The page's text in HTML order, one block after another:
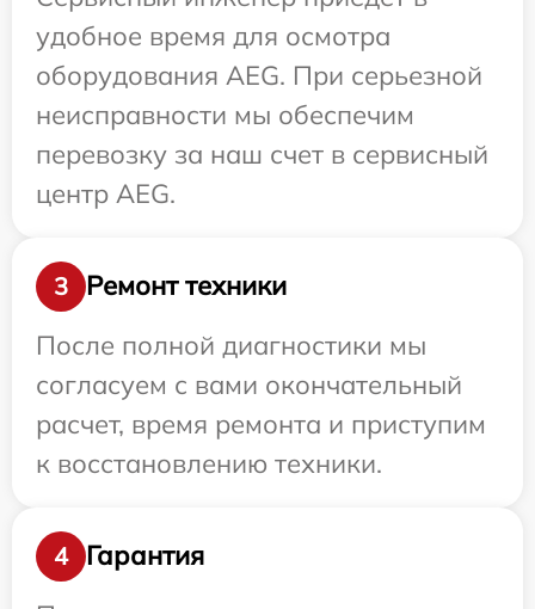
удобное время для осмотра
оборудования AEG. При серьезной
неисправности мы обеспечим
перевозку за наш счет в сервисный
центр AEG.
3
Ремонт техники
После полной диагностики мы
согласуем с вами окончательный
расчет, время ремонта и приступим
к восстановлению техники.
4
Гарантия